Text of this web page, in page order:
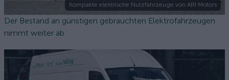
Kompakte elektrische Nutzfahrzeuge von ARI Motors
Der Bestand an günstigen gebrauchten Elektrofahrzeugen
nimmt weiter ab